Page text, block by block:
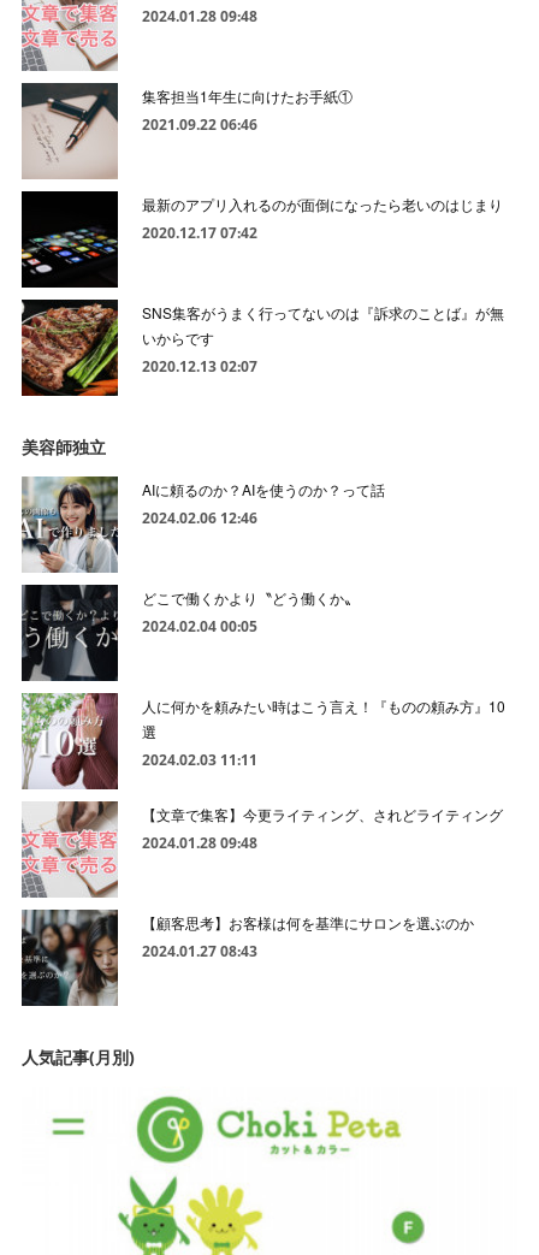
2024.01.28 09:48
集客担当1年生に向けたお手紙①
2021.09.22 06:46
最新のアプリ入れるのが面倒になったら老いのはじまり
2020.12.17 07:42
SNS集客がうまく行ってないのは『訴求のことば』が無
いからです
2020.12.13 02:07
美容師独立
AIに頼るのか？AIを使うのか？って話
2024.02.06 12:46
どこで働くかより〝どう働くか〟
2024.02.04 00:05
人に何かを頼みたい時はこう言え！『ものの頼み方』10
選
2024.02.03 11:11
【文章で集客】今更ライティング、されどライティング
2024.01.28 09:48
【顧客思考】お客様は何を基準にサロンを選ぶのか
2024.01.27 08:43
人気記事(月別)